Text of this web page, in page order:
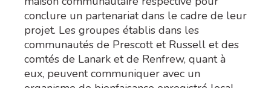
conclure un partenariat dans le cadre de leur
projet. Les groupes établis dans les
communautés de Prescott et Russell et des
comtés de Lanark et de Renfrew, quant à
eux, peuvent communiquer avec un